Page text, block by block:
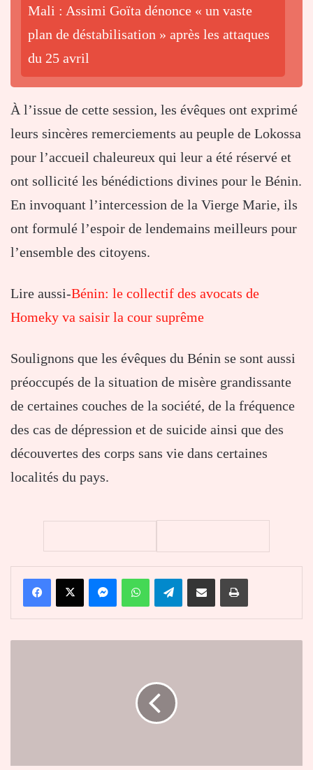
Mali : Assimi Goïta dénonce « un vaste
plan de déstabilisation » après les attaques
du 25 avril
À l’issue de cette session, les évêques ont exprimé
leurs sincères remerciements au peuple de Lokossa
pour l’accueil chaleureux qui leur a été réservé et
ont sollicité les bénédictions divines pour le Bénin.
En invoquant l’intercession de la Vierge Marie, ils
ont formulé l’espoir de lendemains meilleurs pour
l’ensemble des citoyens.
Lire aussi-Bénin: le collectif des avocats de
Homeky va saisir la cour suprême
Soulignons que les évêques du Bénin se sont aussi
préoccupés de la situation de misère grandissante
de certaines couches de la société, de la fréquence
des cas de dépression et de suicide ainsi que des
découvertes des corps sans vie dans certaines
localités du pays.
FacebookX MessengerWhatsAppTelegramPartager par email Imprimer
présidé